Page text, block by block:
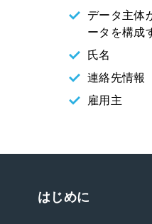
データ主体
ータを構成
氏名
連絡先情報
雇用主
はじめに